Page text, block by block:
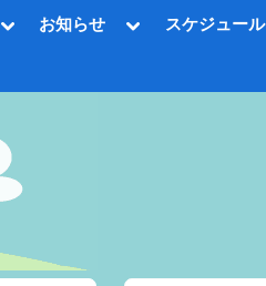
Toggle
Toggle
お知らせ
Toggleスケジュール